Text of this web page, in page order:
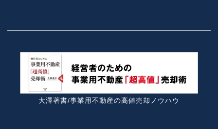
大澤著書/事業用不動産の高値売却ノウハウ